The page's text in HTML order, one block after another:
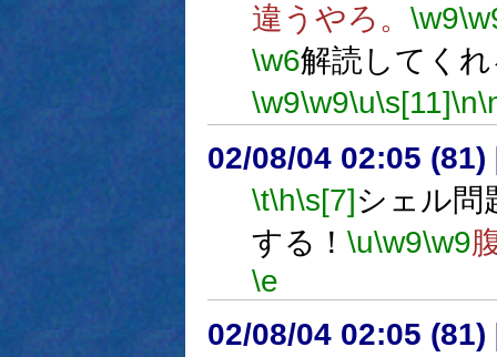
違うやろ。 \w9
\w6解読してく
\w9\w9\u\s[11]\n
02/08/04 02:05 (81)
\t\h\s[7] シェル問
する！ \u\w9\w9
\e
02/08/04 02:05 (81)